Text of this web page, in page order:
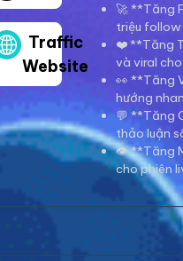
Traffic
Website
🚀 **Tăng
triệu follow
❤️ **Tăng
và viral
👀 **Tăng
hướng
💬 **Tăng
thảo luận
👁️ **Tăng
cho phiên